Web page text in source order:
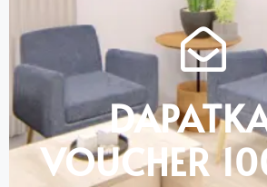
VOUCHER